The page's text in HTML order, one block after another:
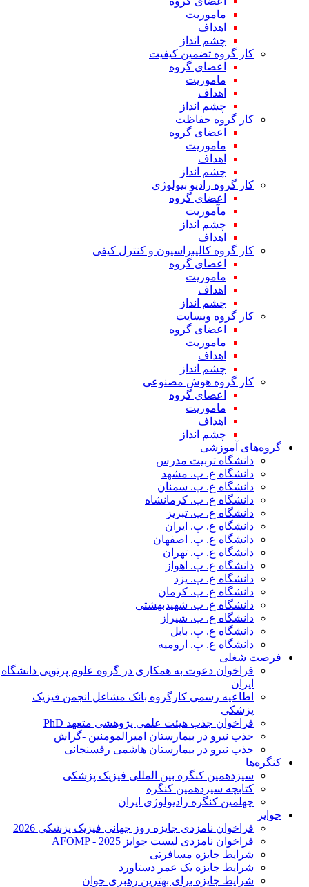
ماموریت
اهداف
چشم انداز
کار گروه تضمین کیفیت
اعضای گروه
ماموریت
اهداف
چشم انداز
کار گروه حفاظت
اعضای گروه
ماموریت
اهداف
چشم انداز
کار گروه رادیو بیولوژی
اعضای گروه
مآموریت
چشم انداز
اهداف
کار گروه کالیبراسیون و کنترل کیفی
اعضای گروه
ماموریت
اهداف
چشم انداز
کار گروه وبسایت
اعضای گروه
ماموریت
اهداف
چشم انداز
کار گروه هوش مصنوعی
اعضای گروه
ماموریت
اهداف
چشم انداز
گروه‌های آموزشی
دانشگاه تربیت مدرس
دانشگاه ع. پ. مشهد
دانشگاه ع. پ. سمنان
دانشگاه ع. پ. کرمانشاه
دانشگاه ع. پ. تبریز
دانشگاه ع. پ. ایران
دانشگاه ع. پ. اصفهان
دانشگاه ع. پ. تهران
دانشگاه ع. پ. اهواز
دانشگاه ع. پ. یزد
دانشگاه ع. پ. کرمان
دانشگاه ع. پ. شهید‌بهشتی
دانشگاه ع. پ. شیراز
دانشگاه ع. پ. بابل
دانشگاه ع. پ. ارومیه
فرصت شغلی
فراخوان دعوت به همکاری در گروه علوم پرتویی دانشگاه
ایران
اطاعیه رسمی کارگروه بانک مشاغل انجمن فیزیک
پزشکی
فراخوان جذب هیئت علمی پژوهشی متعهد PhD
حذب نیرو در بیمارستان امیرالمومنین -گراش
جذب نیرو در بیمارستان هاشمی رفسنجانی
کنگره‌ها
سیزدهمین کنگره بین المللی فیزیک پزشکی
کتابچه سیزدهمین کنگره
چهلمین کنگره رادیولوژی ایران
جوایز
فراخوان نامزدی جایزه روز جهانی فیزیک پزشکی 2026
فراخوان نامزدی لیست جوایز AFOMP - 2025
شرایط جایزه مسافرتی
شرایط جایزه یک عمر دستاورد
شرایط جایزه برای بهترین رهبری جوان